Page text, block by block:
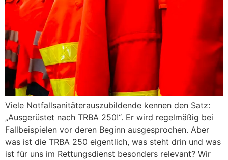
Viele Notfallsanitäterauszubildende kennen den Satz:
„Ausgerüstet nach TRBA 250!“. Er wird regelmäßig bei
Fallbeispielen vor deren Beginn ausgesprochen. Aber
was ist die TRBA 250 eigentlich, was steht drin und was
ist für uns im Rettungsdienst besonders relevant? Wir